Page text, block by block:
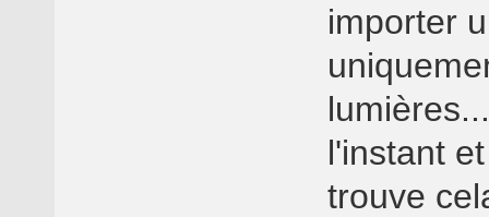
importer
l'instant
trouve